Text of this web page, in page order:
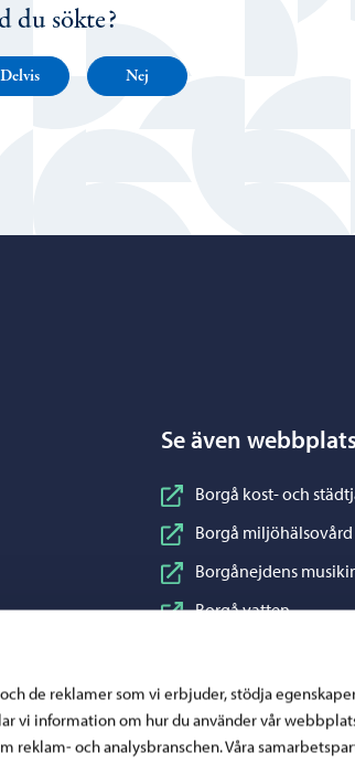
de reklamer som vi erbjuder, stödja
vi information om hur du använder vår
reklam- och analysbranschen. Våra
du sökte?
Delvis Nej
Se även
Borgå kost- och
Borgå miljöhälsovård
Borgånejdens
Borgå vatten
Konstfabriken
Visit Porvoo